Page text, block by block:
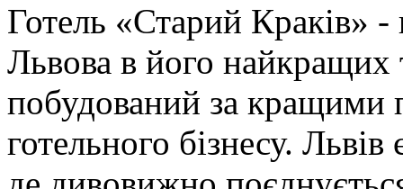
Готель «Старий Краків» -
Львова в його найкращих
побудований за кращими
готельного бізнесу.